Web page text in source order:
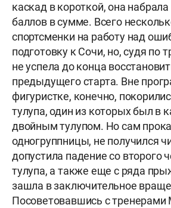
каскад в короткой, она
баллов в сумме. Всего
спортсменки на работу над
подготовку к Сочи, но, судя по
не успела до конца
предыдущего старта. Вне
фигуристке, конечно,
тулупа, один из которых был в
двойным тулупом. Но сам
одногруппницы, не получился
допустила падение со второго
тулупа, а также еще с ряда
зашла в заключительное
Посоветовавшись с тренерами